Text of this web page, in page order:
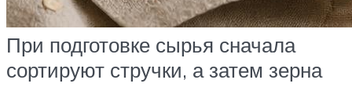
При подготовке сырья сначала
сортируют стручки, а затем зерна